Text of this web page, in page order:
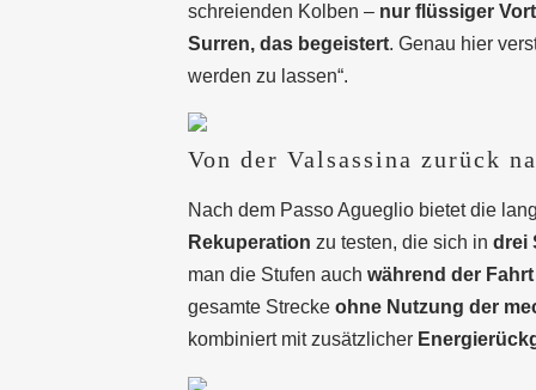
schreienden Kolben – nur flüssiger
Surren, das begeistert. Genau hier
werden zu lassen“.
Von der Valsassina zurück
Nach dem Passo Agueglio bietet die
Rekuperation zu testen, die sich in drei
man die Stufen auch während der Fahrt
gesamte Strecke ohne Nutzung der
kombiniert mit zusätzlicher